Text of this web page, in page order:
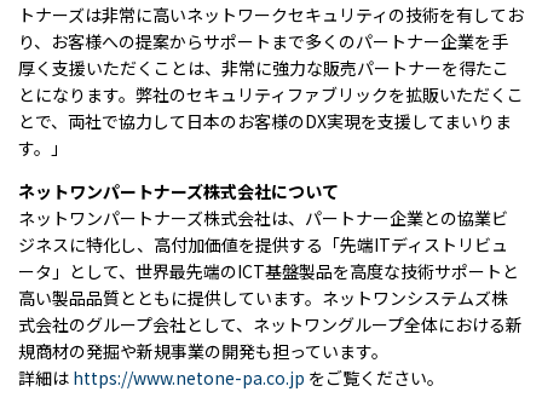
トナーズは非常に高いネットワークセキュリティの技術を有してお
り、お客様への提案からサポートまで多くのパートナー企業を手
厚く支援いただくことは、非常に強力な販売パートナーを得たこ
とになります。弊社のセキュリティファブリックを拡販いただくこ
とで、両社で協力して日本のお客様のDX実現を支援してまいりま
す。」
ネットワンパートナーズ株式会社について
ネットワンパートナーズ株式会社は、パートナー企業との協業ビ
ジネスに特化し、高付加価値を提供する「先端ITディストリビュ
ータ」として、世界最先端のICT基盤製品を高度な技術サポートと
高い製品品質とともに提供しています。ネットワンシステムズ株
式会社のグループ会社として、ネットワングループ全体における新
規商材の発掘や新規事業の開発も担っています。
詳細は https://www.netone-pa.co.jp をご覧ください。